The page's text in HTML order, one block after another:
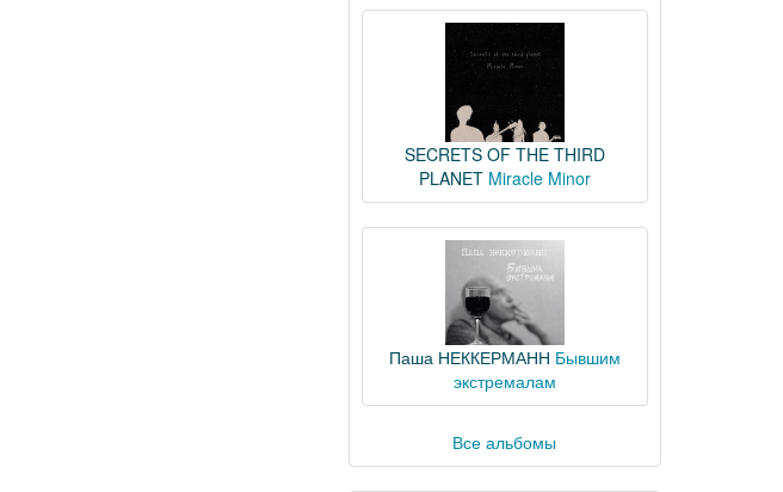
SECRETS OF THE THIRD
PLANET Miracle Minor
Паша НЕККЕРМАНН Бывшим
экстремалам
Все альбомы